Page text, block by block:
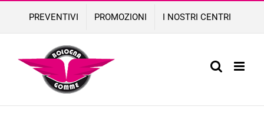
content
PREVENTIVI PROMOZIONI I NOSTRI CENTRI